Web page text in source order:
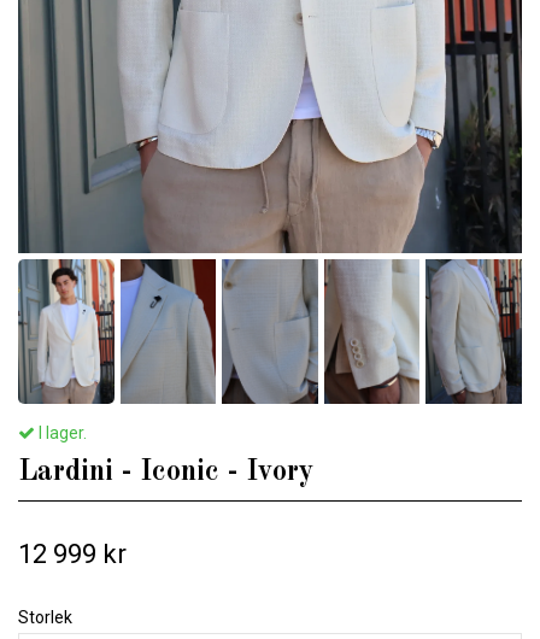
I lager.
Lardini - Iconic - Ivory
12 999 kr
Storlek